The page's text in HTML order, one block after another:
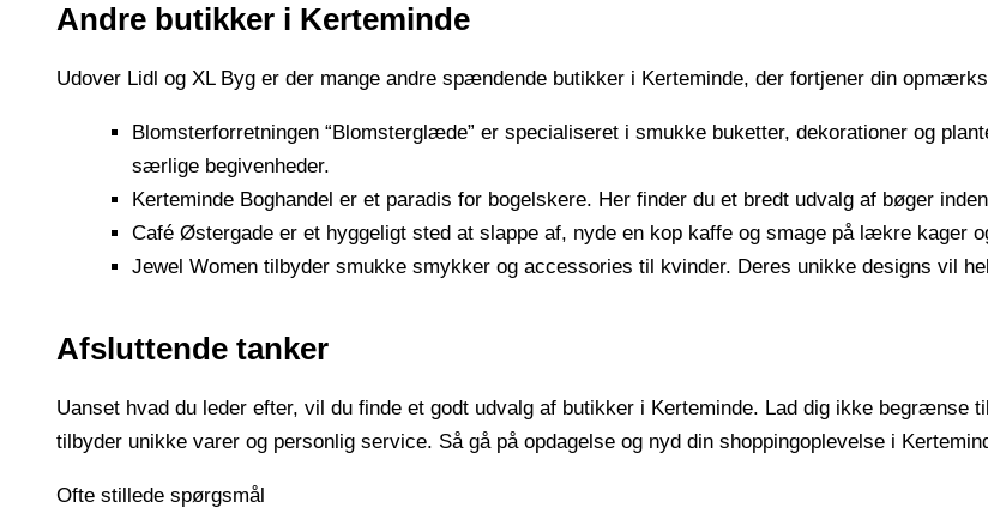
Andre butikker i Kerteminde
Udover Lidl og XL Byg er der mange andre spændende butikker i Kerteminde, der fortjener din
Blomsterforretningen “Blomsterglæde” er specialiseret i smukke buketter, dekorationer og
særlige begivenheder.
Kerteminde Boghandel er et paradis for bogelskere. Her finder du et bredt udvalg af bøger
Café Østergade er et hyggeligt sted at slappe af, nyde en kop kaffe og smage på lækre kager
Jewel Women tilbyder smukke smykker og accessories til kvinder. Deres unikke designs vil
Afsluttende tanker
Uanset hvad du leder efter, vil du finde et godt udvalg af butikker i Kerteminde. Lad dig ikke
tilbyder unikke varer og personlig service. Så gå på opdagelse og nyd din shoppingoplevelse i
Ofte stillede spørgsmål